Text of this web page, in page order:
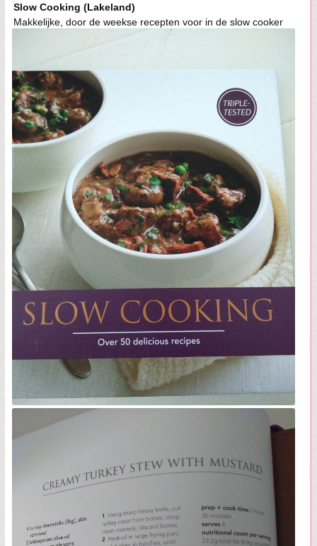
Slow Cooking (Lakeland)
Makkelijke, door de weekse recepten voor in de slow cooker